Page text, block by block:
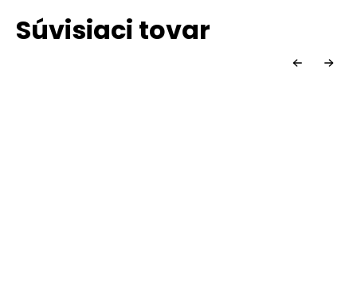
Súvisiaci tovar